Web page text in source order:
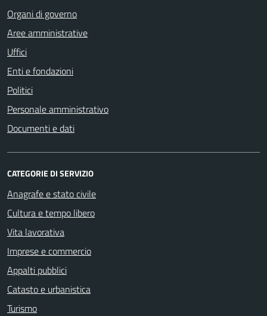
Organi di governo
Aree amministrative
Uffici
Enti e fondazioni
Politici
Personale amministrativo
Documenti e dati
CATEGORIE DI SERVIZIO
Anagrafe e stato civile
Cultura e tempo libero
Vita lavorativa
Imprese e commercio
Appalti pubblici
Catasto e urbanistica
Turismo